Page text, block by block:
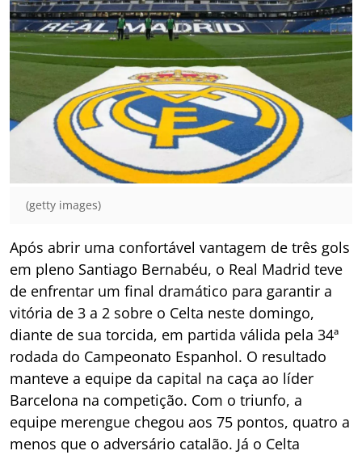
(getty images)
Após abrir uma confortável vantagem de três gols
em pleno Santiago Bernabéu, o Real Madrid teve
de enfrentar um final dramático para garantir a
vitória de 3 a 2 sobre o Celta neste domingo,
diante de sua torcida, em partida válida pela 34ª
rodada do Campeonato Espanhol. O resultado
manteve a equipe da capital na caça ao líder
Barcelona na competição. Com o triunfo, a
equipe merengue chegou aos 75 pontos, quatro a
menos que o adversário catalão. Já o Celta